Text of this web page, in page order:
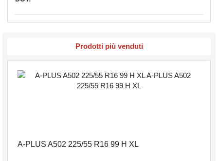
Prodotti più venduti
A-PLUS A502 225/55 R16 99 H XL